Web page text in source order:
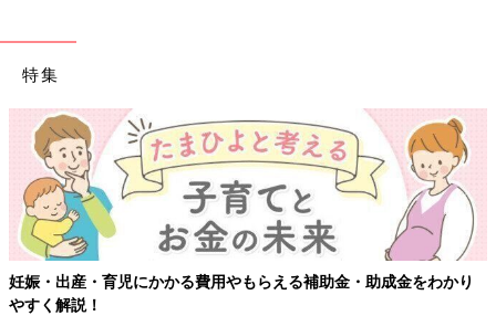
特集
わかり
【ワクチン接種できるものも】妊婦の感染症対策、知って